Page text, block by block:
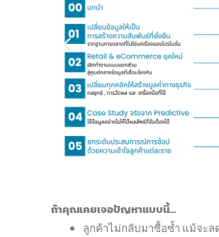
ถ้าคุณเคยเจอปัญหาแบบนี้…
ลูกค้าไม่กลับมาซื้อซ้ำ แม้จะ